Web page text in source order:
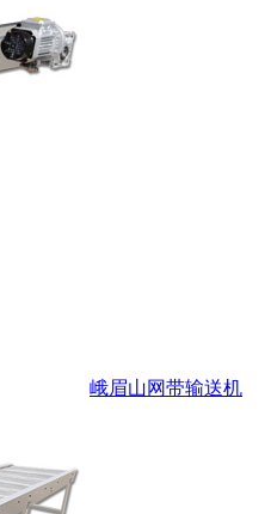
峨眉山网带输送机